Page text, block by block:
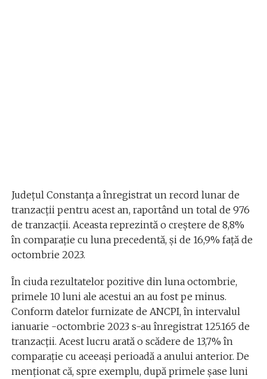
Județul Constanța a înregistrat un record lunar de
tranzacții pentru acest an, raportând un total de 976
de tranzacții. Aceasta reprezintă o creștere de 8,8%
în comparație cu luna precedentă, și de 16,9% față de
octombrie 2023.
În ciuda rezultatelor pozitive din luna octombrie,
primele 10 luni ale acestui an au fost pe minus.
Conform datelor furnizate de ANCPI, în intervalul
ianuarie -octombrie 2023 s-au înregistrat 125.165 de
tranzacții. Acest lucru arată o scădere de 13,7% în
comparație cu aceeași perioadă a anului anterior. De
menționat că, spre exemplu, după primele șase luni